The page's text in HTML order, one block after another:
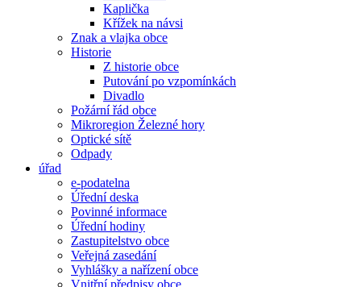
Kaplička
Křížek na návsi
Znak a vlajka obce
Historie
Z historie obce
Putování po vzpomínkách
Divadlo
Požární řád obce
Mikroregion Železné hory
Optické sítě
Odpady
úřad
e-podatelna
Úřední deska
Povinné informace
Úřední hodiny
Zastupitelstvo obce
Veřejná zasedání
Vyhlášky a nařízení obce
Vnitřní předpisy obce